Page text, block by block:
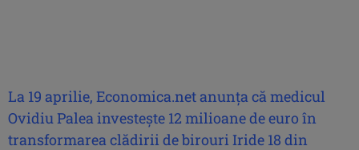
La 19 aprilie, Economica.net anunţa că medicul
Ovidiu Palea investeşte 12 milioane de euro în
transformarea clădirii de birouri Iride 18 din